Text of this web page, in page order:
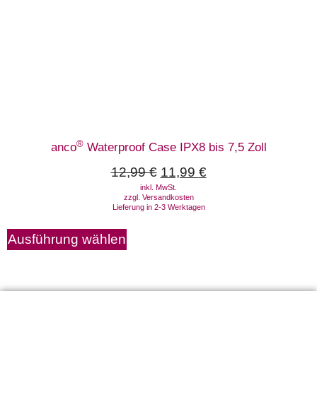
anco®Waterproof Case IPX8 bis 7,5 Zoll
12,99€ 11,99 €
inkl. MwSt.
zzgl. Versandkosten
Lieferung in 2-3 Werktagen
Ausführung wählen